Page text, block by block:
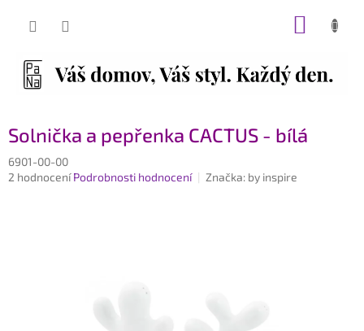
Solnička a pepřenka CACTUS - bílá
6901-00-00
Průměrné
2 hodnocení Podrobnosti hodnocení Značka: by inspire